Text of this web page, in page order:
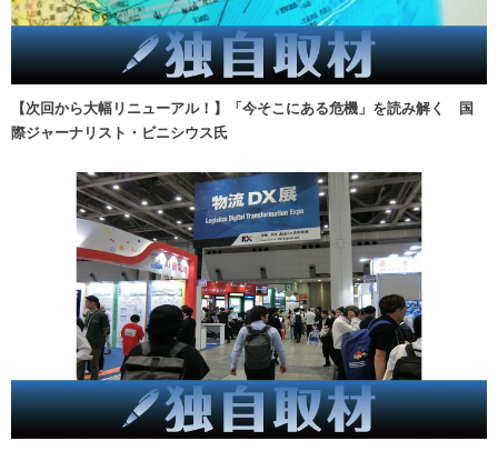
【次回から大幅リニューアル！】「今そこにある危機」を読み解く 国
際ジャーナリスト・ビニシウス氏